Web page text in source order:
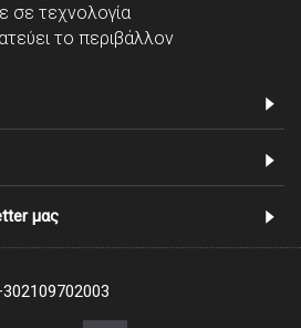
σε τεχνολογία
το περιβάλλον
μας